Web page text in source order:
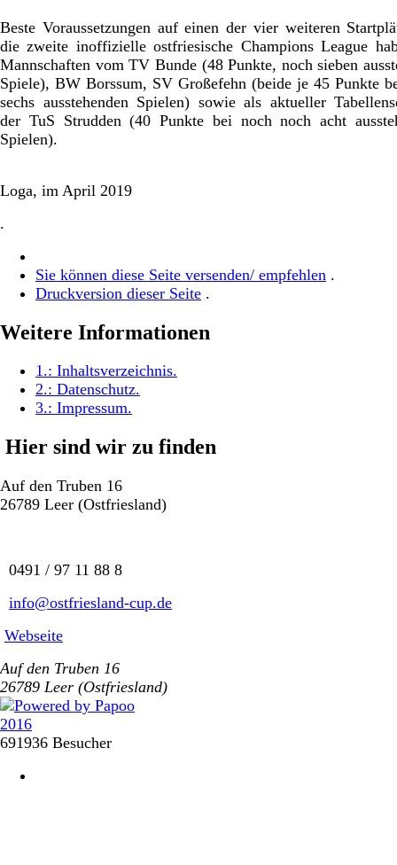
Beste Voraussetzungen auf einen der vier weiteren
die zweite inoffizielle ostfriesische Champions League
Mannschaften vom TV Bunde (48 Punkte, noch sieben
Spiele), BW Borssum, SV Großefehn (beide je 45 Punkte
sechs ausstehenden Spielen) sowie als aktueller
der TuS Strudden (40 Punkte bei noch noch acht
Spielen).
Loga, im April 2019
.
Sie können diese Seite versenden/ empfehlen .
Druckversion dieser Seite .
Weitere Informationen
1.: Inhaltsverzeichnis.
2.: Datenschutz.
3.: Impressum.
Hier sind wir zu finden
Auf den Truben 16
26789 Leer (Ostfriesland)
0491 / 97 11 88 8
info@ostfriesland-cup.de
Webseite
Auf den Truben 16
26789 Leer (Ostfriesland)
691936 Besucher